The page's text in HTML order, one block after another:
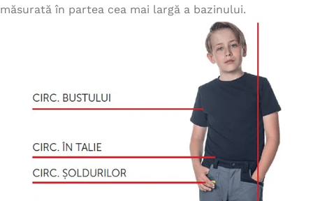
măsurată în partea cea mai largă a bazinului.